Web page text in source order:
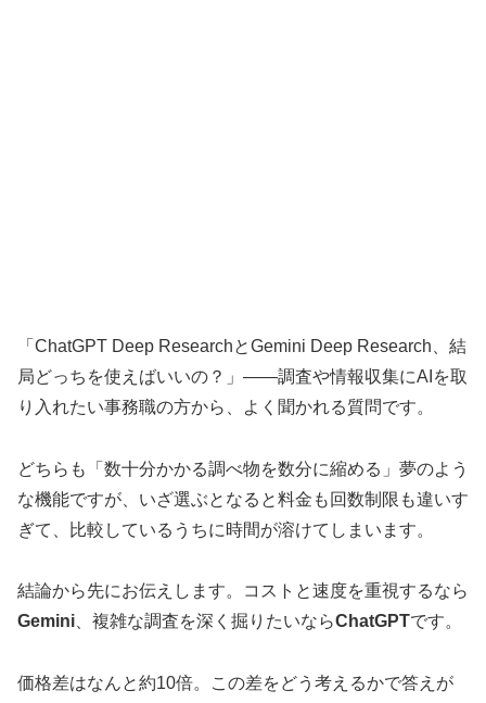
「ChatGPT Deep ResearchとGemini Deep Research、結
局どっちを使えばいいの？」——調査や情報収集にAIを取
り入れたい事務職の方から、よく聞かれる質問です。
どちらも「数十分かかる調べ物を数分に縮める」夢のよう
な機能ですが、いざ選ぶとなると料金も回数制限も違いす
ぎて、比較しているうちに時間が溶けてしまいます。
結論から先にお伝えします。コストと速度を重視するなら
Gemini 、複雑な調査を深く掘りたいならChatGPTです。
価格差はなんと約10倍。この差をどう考えるかで答えが